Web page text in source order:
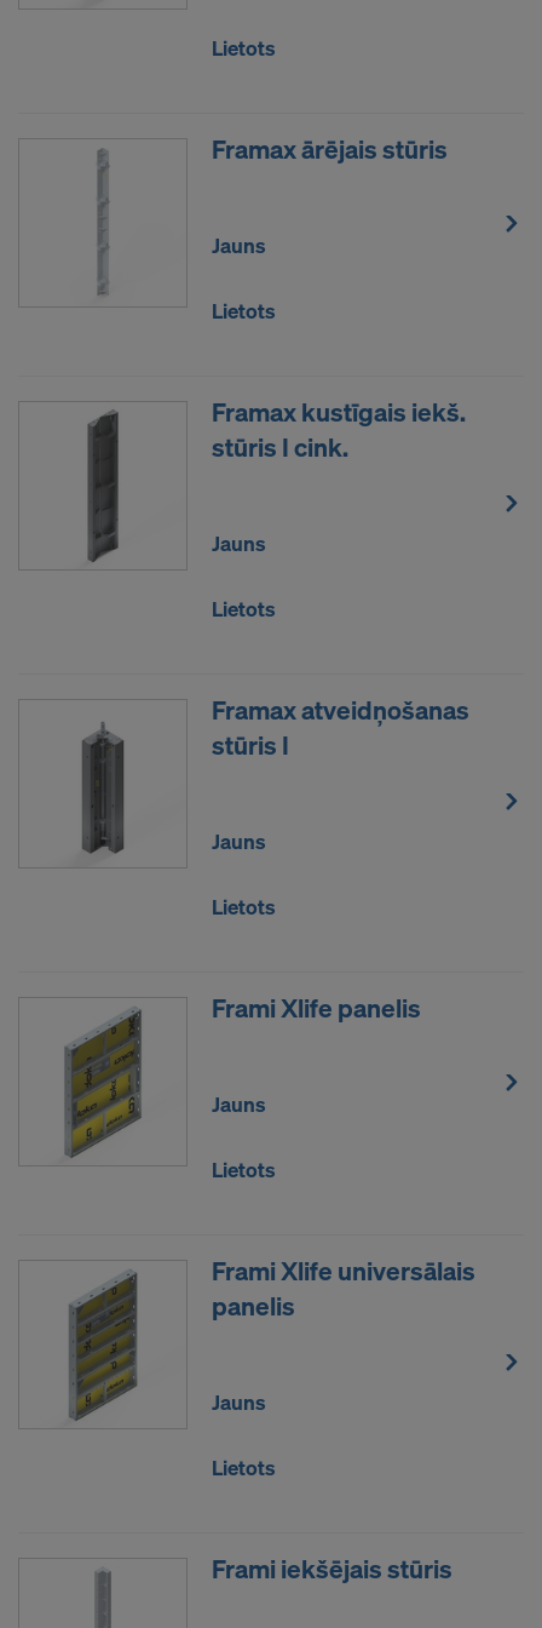
Lietots
Framax ārējais stūris
Jauns
Lietots
Framax kustīgais iekš.
stūris I cink.
Jauns
Lietots
Framax atveidņošanas
stūris I
Jauns
Lietots
Frami Xlife panelis
Jauns
Lietots
Frami Xlife universālais
panelis
Jauns
Lietots
Frami iekšējais stūris
(interneta protokola adreses).
Mēs sadarbojamies ar dažādām
lietojumprogrammām ar šādiem adresātiem:
Google LLC
Rocket Science Group LLC
Sketchfab Inc.
The Trade Desk, Inc.
Vimeo LLC
YouTube LLC
Mums ir nepieciešama jūsu piekrišana, lai turpinātu
sūtīt jūsu personas datus šiem pakalpojumu
nākotnē, piekļūstot sīkfailu iestatījumiem vietnē.
VAI JŪS PIEKRĪTAT SĪKDATŅU
DATU PĀRSŪTĪŠANAI UZ AMERIKAS
SAVIENOTAJĀM VALSTĪM?